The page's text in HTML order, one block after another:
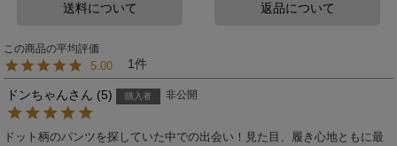
送料について 返品について
5.00 1
ドンちゃん 5 購入者 非公開
ドット柄のパンツを探していた中での出会い！見た目、履き心地ともに最